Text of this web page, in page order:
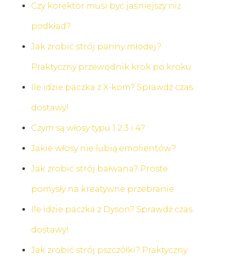
Czy korektor musi być jaśniejszy niż
podkład?
Jak zrobić strój panny młodej?
Praktyczny przewodnik krok po kroku
Ile idzie paczka z X-kom? Sprawdź czas
dostawy!
Czym są włosy typu 1 2 3 i 4?
Jakie włosy nie lubią emolientów?
Jak zrobić strój bałwana? Proste
pomysły na kreatywne przebranie
Ile idzie paczka z Dyson? Sprawdź czas
dostawy!
Jak zrobić strój pszczółki? Praktyczny